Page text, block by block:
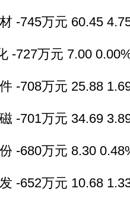
745万元 60.45
万元 7.00
708万元 25.88
701万元 34.69
680万元 8.30
652万元 10.68